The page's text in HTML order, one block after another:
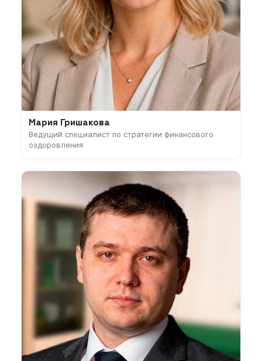
Мария Гришакова
Ведущий специалист по стратегии финансового
оздоровления